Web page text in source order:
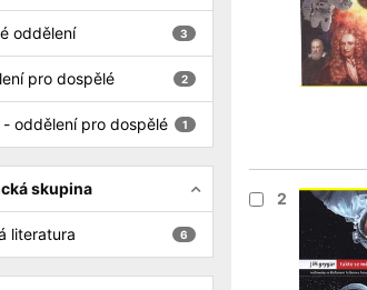
2
3
oddělení
2
pro dospělé
1
- oddělení pro dospělé
skupina
6
literatura